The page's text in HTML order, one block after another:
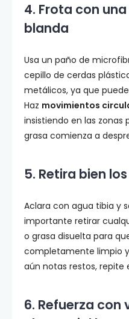
4. Frota con
blanda
Usa un paño de
cepillo de cerdas
metálicos, ya que
Haz movimientos
insistiendo en las zonas
grasa comienza a
5. Retira bien
Aclara con agua tibia y
importante retirar
o grasa disuelta para
completamente limpio y
aún notas restos, repite
6. Refuerza con